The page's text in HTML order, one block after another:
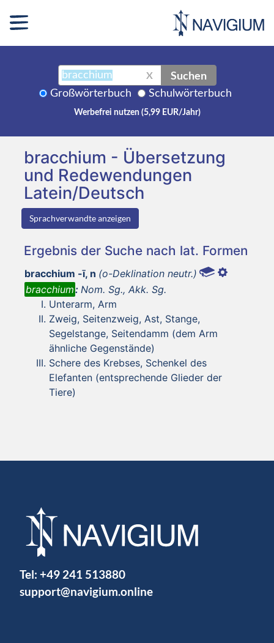
X Suchen
Großwörterbuch Schulwörterbuch
Werbefrei nutzen (5,99 EUR/Jahr)
bracchium - Übersetzung
und Redewendungen
Latein/Deutsch
Sprachverwandte anzeigen
Ergebnis der Suche nach lat. Formen
bracchium -ī, n (o-Deklination neutr.)
bracchium: Nom. Sg., Akk. Sg.
Unterarm, Arm
Zweig, Seitenzweig, Ast, Stange,
Segelstange, Seitendamm (dem Arm
ähnliche Gegenstände)
Schere des Krebses, Schenkel des
Elefanten (entsprechende Glieder der
Tiere)
Tel: +49 241 513880
support@navigium.online